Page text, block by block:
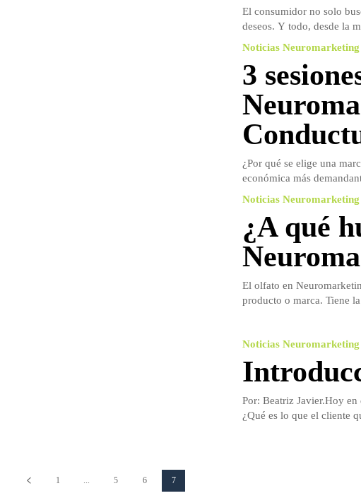
El consumidor no solo
deseos. Y todo, desde la
Noticias Neuromarketing
3
¿Por qué se elige una
económica más
Noticias Neuromarketing
¿A qué
El olfato en
producto o marca. Tiene
Noticias Neuromarketing
Por: Beatriz Javier.Hoy en
¿Qué es lo que el cliente
1 ... 5 6 7